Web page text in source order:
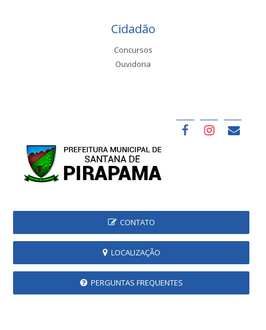
Cidadão
Concursos
Ouvidoria
CONTATO
LOCALIZAÇÃO
PERGUNTAS FREQUENTES